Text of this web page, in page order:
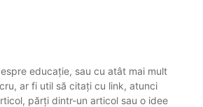
educație, sau cu atât mai mult
ar fi util să citați cu link, atunci
părți dintr-un articol sau o idee